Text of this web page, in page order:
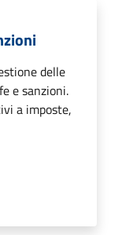
delle
e sanzioni.
a imposte,